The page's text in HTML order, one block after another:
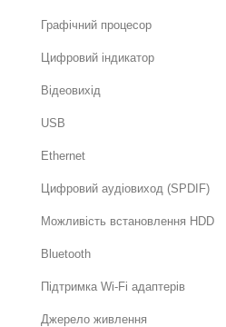
Графічний процесор
Цифровий індикатор
Відеовихід
USB
Ethernet
Цифровий аудіовиход (SPDIF)
Можливість встановлення HDD
Bluetooth
Підтримка Wi-Fi адаптерів
Джерело живлення